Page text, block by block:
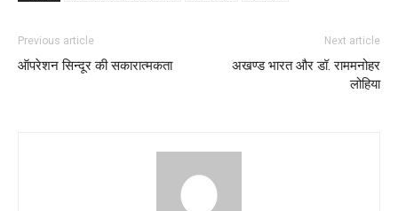
Previous article
ऑपरेशन सिन्दूर की सकारात्मकता
Next article
अखण्ड भारत और डॉ. राममनोहर
लोहिया